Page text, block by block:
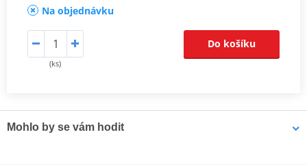
Na objednávku
(ks)
Do košíku
Mohlo by se vám hodit